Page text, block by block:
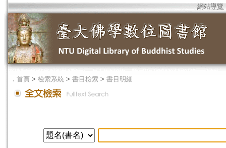
網站導覽
． 首頁 > 檢索系統 > 書目檢索 > 書目明細